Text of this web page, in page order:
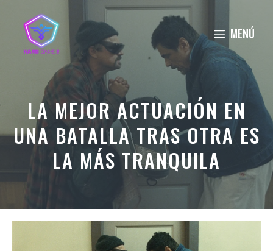
contenido
MENÚ
LA MEJOR ACTUACIÓN EN
UNA BATALLA TRAS OTRA ES
LA MÁS TRANQUILA